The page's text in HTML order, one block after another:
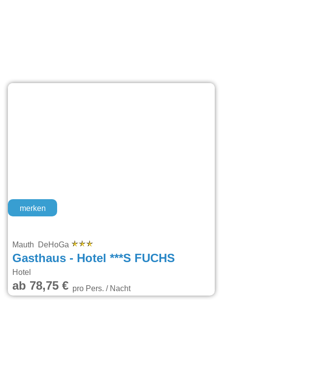
merken
Mauth DeHoGa
Gasthaus - Hotel ***S FUCHS
Hotel
ab 78,75 €pro Pers. / Nacht